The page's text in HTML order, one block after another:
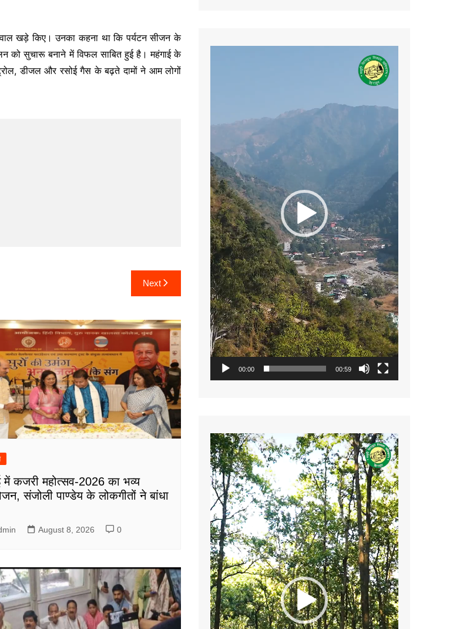
खड़े किए। उनका कहना था कि पर्यटन सीजन के
को सुचारू बनाने में विफल साबित हुई है। महंगाई के
डीजल और रसोई गैस के बढ़ते दामों ने आम लोगों
Next
में कजरी महोत्सव-2026 का भव्य
संजोली पाण्डेय के लोकगीतों ने बांधा
August 8, 2026 0
00:00 00:59
Video
Player